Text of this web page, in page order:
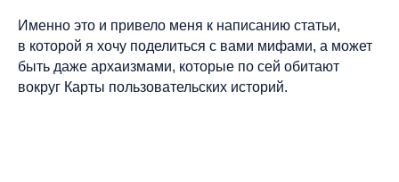
Именно это и привело меня к написанию статьи,
в которой я хочу поделиться с вами мифами, а может
быть даже архаизмами, которые по сей обитают
вокруг Карты пользовательских историй.